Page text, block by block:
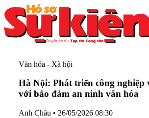
Văn hóa - Xã hội
Hà Nội: Phát triển công nghiệp
với bảo đảm an ninh văn hóa
Anh Châu • 26/05/2026 08:30